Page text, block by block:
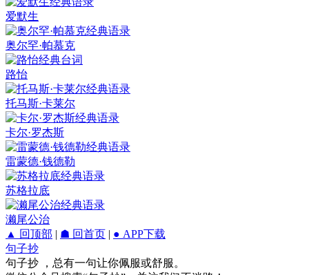
爱默生
奥尔罕·帕慕克
路怡
托马斯·卡莱尔
卡尔·罗杰斯
雷蒙德·钱德勒
苏格拉底
濑尾公治
▲ 回顶部 | ☗ 回首页 | ● APP下载
句子抄
句子抄 ，总有一句让你佩服或舒服。